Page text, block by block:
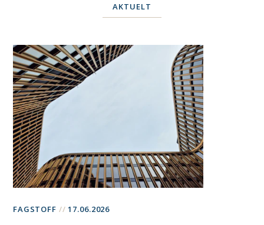
AKTUELT
FAGSTOFF 17.06.2026